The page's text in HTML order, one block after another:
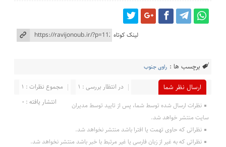
لینک کوتاه
برچسب ها : راوی جنوب
ارسال نظر شما مجموع نظرات : 1
در انتظار بررسی : 1
انتشار یافته : 0
نظرات ارسال شده توسط شما، پس از تایید توسط مدیران
سایت منتشر خواهد شد.
نظراتی که حاوی تهمت یا افترا باشد منتشر نخواهد شد.
نظراتی که به غیر از زبان فارسی یا غیر مرتبط با خبر باشد منتشر نخواهد شد.